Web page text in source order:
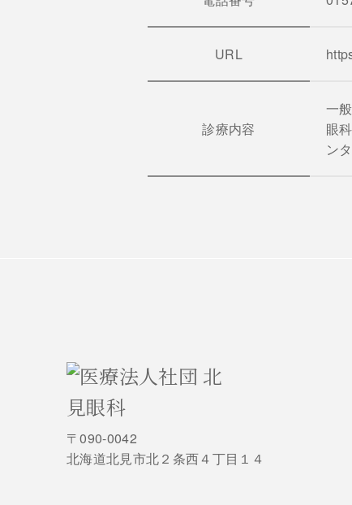
URL
診療内容
一
眼
ン
〒090-0042
北海道北見市北２条西４丁目１４